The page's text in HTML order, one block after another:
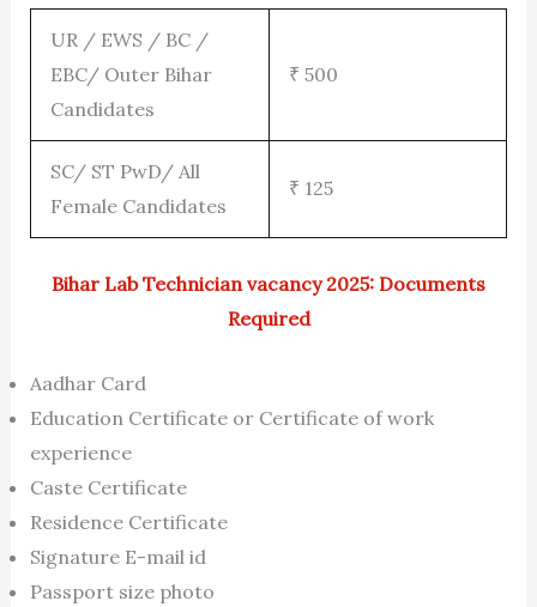
UR / EWS / BC /
EBC/ Outer Bihar
Candidates
₹ 500
SC/ ST PwD/ All
Female Candidates
₹ 125
Bihar Lab Technician vacancy 2025: Documents
Required
Aadhar Card
Education Certificate or Certificate of work
experience
Caste Certificate
Residence Certificate
Signature E-mail id
Passport size photo